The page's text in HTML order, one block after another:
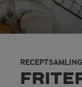
RECEPTSAMLING